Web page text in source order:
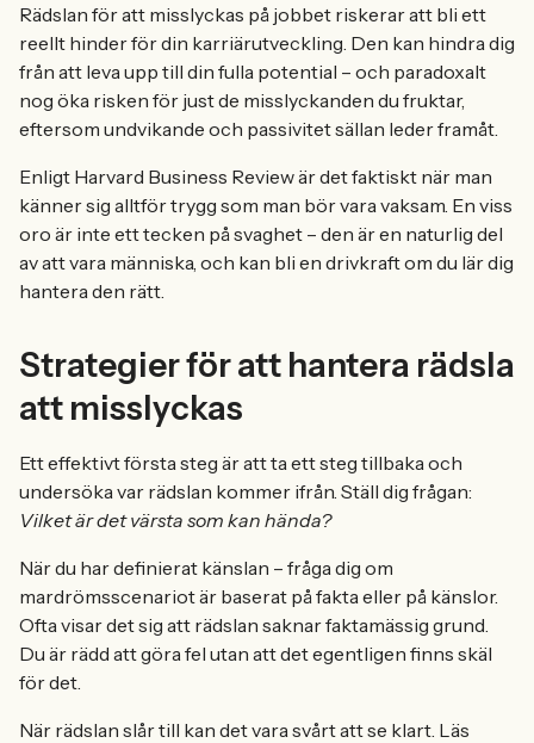
Rädslan för att misslyckas på jobbet riskerar att bli ett
reellt hinder för din karriärutveckling. Den kan hindra dig
från att leva upp till din fulla potential – och paradoxalt
nog öka risken för just de misslyckanden du fruktar,
eftersom undvikande och passivitet sällan leder framåt.
Enligt Harvard Business Review är det faktiskt när man
känner sig alltför trygg som man bör vara vaksam. En viss
oro är inte ett tecken på svaghet – den är en naturlig del
av att vara människa, och kan bli en drivkraft om du lär dig
hantera den rätt.
Strategier för att hantera rädsla
att misslyckas
Ett effektivt första steg är att ta ett steg tillbaka och
undersöka var rädslan kommer ifrån. Ställ dig frågan:
Vilket är det värsta som kan hända?
När du har definierat känslan – fråga dig om
mardrömsscenariot är baserat på fakta eller på känslor.
Ofta visar det sig att rädslan saknar faktamässig grund.
Du är rädd att göra fel utan att det egentligen finns skäl
för det.
När rädslan slår till kan det vara svårt att se klart. Läs